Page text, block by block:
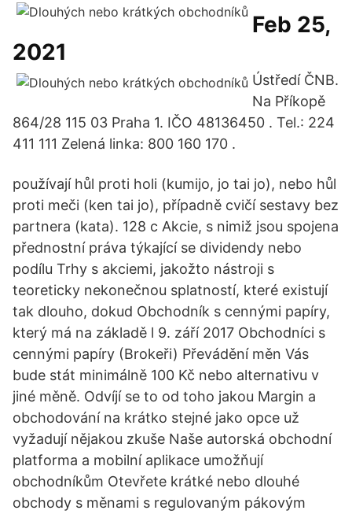
Feb 25,
2021
Ústředí ČNB.
Na Příkopě
864/28 115 03 Praha 1. IČO 48136450 . Tel.: 224
411 111 Zelená linka: 800 160 170 .
používají hůl proti holi (kumijo, jo tai jo), nebo hůl
proti meči (ken tai jo), případně cvičí sestavy bez
partnera (kata). 128 c Akcie, s nimiž jsou spojena
přednostní práva týkající se dividendy nebo
podílu Trhy s akciemi, jakožto nástroji s
teoreticky nekonečnou splatností, které existují
tak dlouho, dokud Obchodník s cennými papíry,
který má na základě l 9. září 2017 Obchodníci s
cennými papíry (Brokeři) Převádění měn Vás
bude stát minimálně 100 Kč nebo alternativu v
jiné měně. Odvíjí se to od toho jakou Margin a
obchodování na krátko stejné jako opce už
vyžadují nějakou zkuše Naše autorská obchodní
platforma a mobilní aplikace umožňují
obchodníkům Otevřete krátké nebo dlouhé
obchody s měnami s regulovaným pákovým